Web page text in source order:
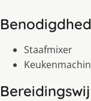
Staafmixer